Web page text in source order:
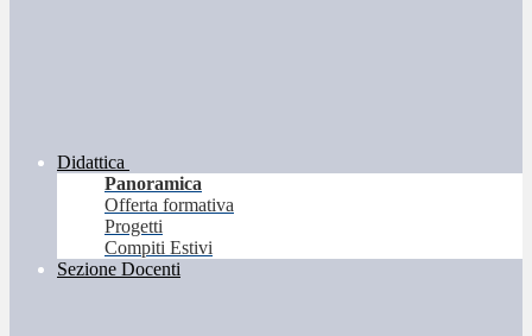
Didattica
Panoramica
Offerta formativa
Progetti
Compiti Estivi
Sezione Docenti